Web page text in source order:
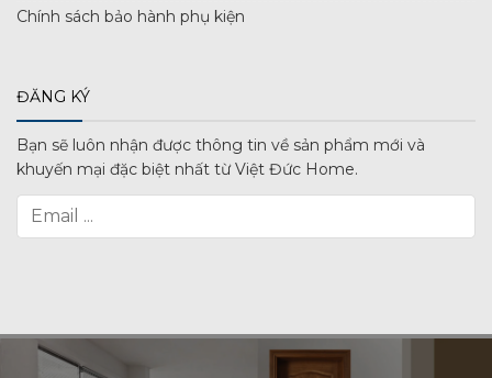
Chính sách bảo hành phụ kiện
ĐĂNG KÝ
Bạn sẽ luôn nhận được thông tin về sản phẩm mới và
khuyến mại đặc biệt nhất từ Việt Đức Home.